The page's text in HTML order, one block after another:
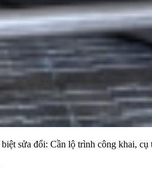
sửa đổi: Cần lộ trình công khai, cụ